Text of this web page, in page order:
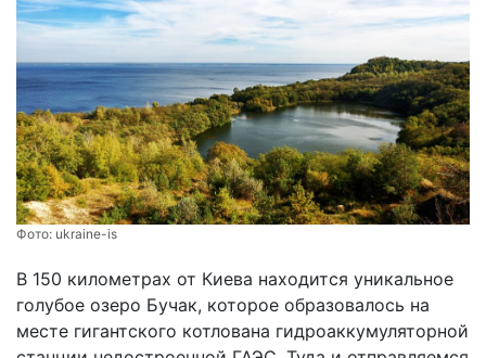
Фото: ukraine-is
В 150 километрах от Киева находится уникальное
голубое озеро Бучак, которое образовалось на
месте гигантского котлована гидроаккумуляторной